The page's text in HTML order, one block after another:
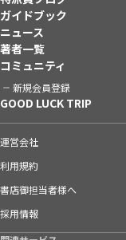
ガイドブック
ニュース
著者一覧
コミュニティ
新規会員登録
GOOD LUCK TRIP
運営会社
利用規約
書店御担当者様へ
採用情報